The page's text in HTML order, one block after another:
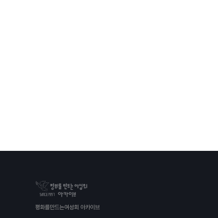
평화를만드는여성회 아카이브